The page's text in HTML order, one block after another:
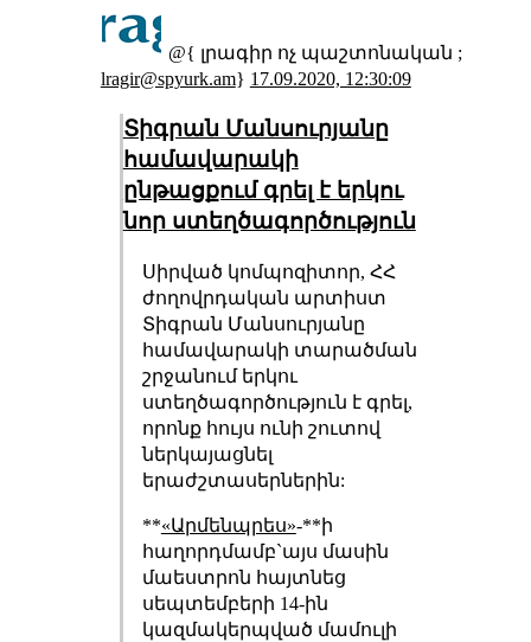
@{ լրագիր ոչ պաշտոնական ;
lragir@spyurk.am} 17.09.2020, 12:30:09
Տիգրան Մանսուրյանը
համավարակի
ընթացքում գրել է երկու
նոր ստեղծագործություն
Սիրված կոմպոզիտոր, ՀՀ
ժողովրդական արտիստ
Տիգրան Մանսուրյանը
համավարակի տարածման
շրջանում երկու
ստեղծագործություն է գրել,
որոնք հույս ունի շուտով
ներկայացնել
երաժշտասերներին:
**«Արմենպրես»-**ի
հաղորդմամբ`այս մասին
մաեստրոն հայտնեց
սեպտեմբերի 14-ին
կազմակերպված մամուլի